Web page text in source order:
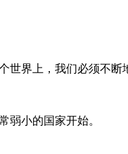
世界上，我们必须不断
弱小的国家开始。